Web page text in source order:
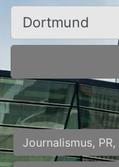
Ort, Stadt
Journalismus,